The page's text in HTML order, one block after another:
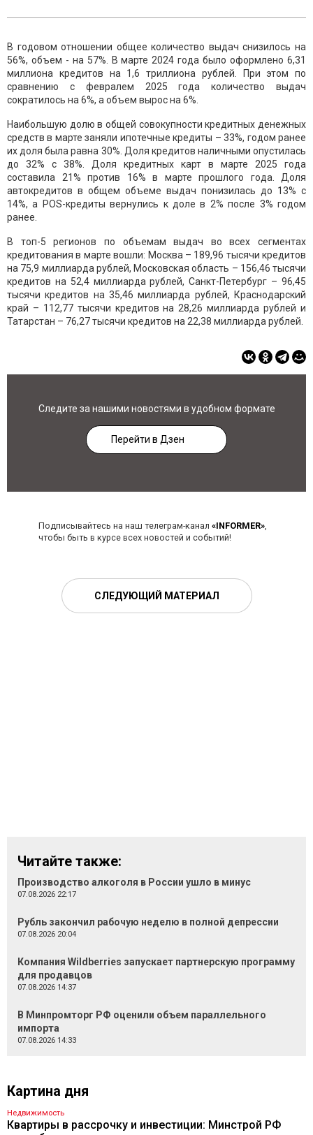
В годовом отношении общее количество выдач снизилось на
56%, объем - на 57%. В марте 2024 года было оформлено 6,31
миллиона кредитов на 1,6 триллиона рублей. При этом по
сравнению с февралем 2025 года количество выдач
сократилось на 6%, а объем вырос на 6%.
Наибольшую долю в общей совокупности кредитных денежных
средств в марте заняли ипотечные кредиты – 33%, годом ранее
их доля была равна 30%. Доля кредитов наличными опустилась
до 32% с 38%. Доля кредитных карт в марте 2025 года
составила 21% против 16% в марте прошлого года. Доля
автокредитов в общем объеме выдач понизилась до 13% с
14%, а РOS-кредиты вернулись к доле в 2% после 3% годом
ранее.
В топ-5 регионов по объемам выдач во всех сегментах
кредитования в марте вошли: Москва – 189,96 тысячи кредитов
на 75,9 миллиарда рублей, Московская область – 156,46 тысячи
кредитов на 52,4 миллиарда рублей, Санкт-Петербург – 96,45
тысячи кредитов на 35,46 миллиарда рублей, Краснодарский
край – 112,77 тысячи кредитов на 28,26 миллиарда рублей и
Татарстан – 76,27 тысячи кредитов на 22,38 миллиарда рублей.
Следите за нашими новостями в удобном формате
Перейти в Дзен
Подписывайтесь на наш телеграм-канал «INFORMER»,
чтобы быть в курсе всех новостей и событий!
СЛЕДУЮЩИЙ МАТЕРИАЛ
Читайте также:
Производство алкоголя в России ушло в минус
07.08.2026 22:17
Рубль закончил рабочую неделю в полной депрессии
07.08.2026 20:04
Компания Wildberries запускает партнерскую программу
для продавцов
07.08.2026 14:37
В Минпромторг РФ оценили объем параллельного
импорта
07.08.2026 14:33
Картина дня
Недвижимость
Квартиры в рассрочку и инвестиции: Минстрой РФ